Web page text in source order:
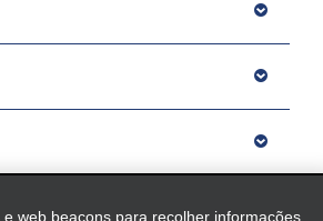
e web beacons para recolher informações